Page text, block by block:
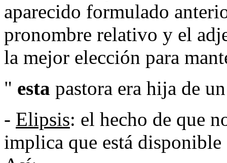
aparecido formulado
pronombre relativo y el
la mejor elección para
" esta pastora era hija de
- Elipsis: el hecho de que
implica que está